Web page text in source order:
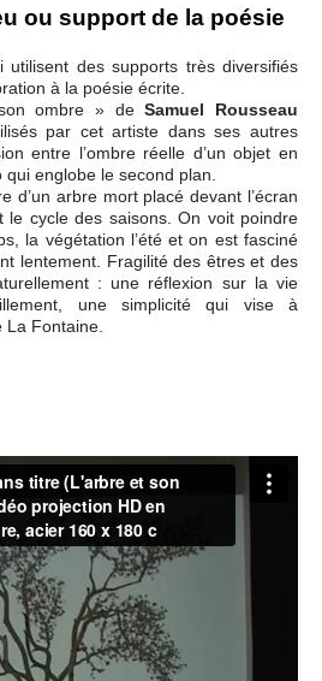
ou support de la poésie
utilisent des supports très diversifiés
à la poésie écrite.
ombre » deSamuel Rousseau
par cet artiste dans ses autres
entre l’ombre réelle d’un objet en
englobe le second plan.
d’un arbre mort placé devant l’écran
le cycle des saisons. On voit poindre
la végétation l’été et on est fasciné
lentement. Fragilité des êtres et des
: une réflexion sur la vie
une simplicité qui vise à
La Fontaine.